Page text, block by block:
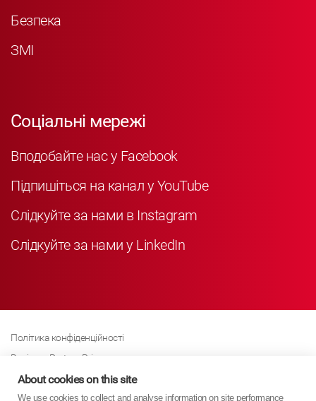
Безпека
ЗМІ
Соціальні мережі
Вподобайте нас у Facebook
Підпишіться на канал у YouTube
Слідкуйте за нами в Instagram
Слідкуйте за нами у LinkedIn
Політика конфіденційності
Business Partner Privacy
Політика щодо файлів cookie
Сучасна політика Закону про рабство
About cookies on this site
We use cookies to collect and analyse information on site performance